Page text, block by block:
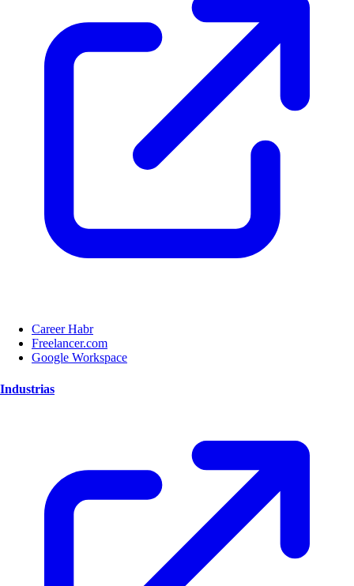
Career Habr
Freelancer.com
Google Workspace
Industrias